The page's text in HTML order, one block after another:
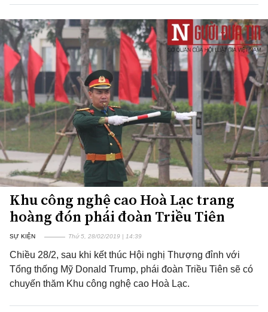
Khu công nghệ cao Hoà Lạc trang
hoàng đón phái đoàn Triều Tiên
SỰ KIỆN Thứ 5, 28/02/2019 | 14:39
Chiều 28/2, sau khi kết thúc Hội nghị Thượng đỉnh với
Tổng thống Mỹ Donald Trump, phái đoàn Triều Tiên sẽ có
chuyến thăm Khu công nghệ cao Hoà Lạc.